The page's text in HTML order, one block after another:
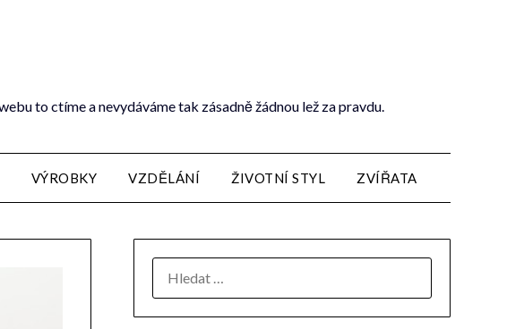
to ctíme a nevydáváme tak zásadně žádnou lež za pravdu.
VÝROBKY VZDĚLÁNÍ ŽIVOTNÍ STYL ZVÍŘATA